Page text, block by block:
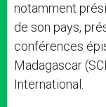
notamment
de son pays,
conférences
Madagascar
International.